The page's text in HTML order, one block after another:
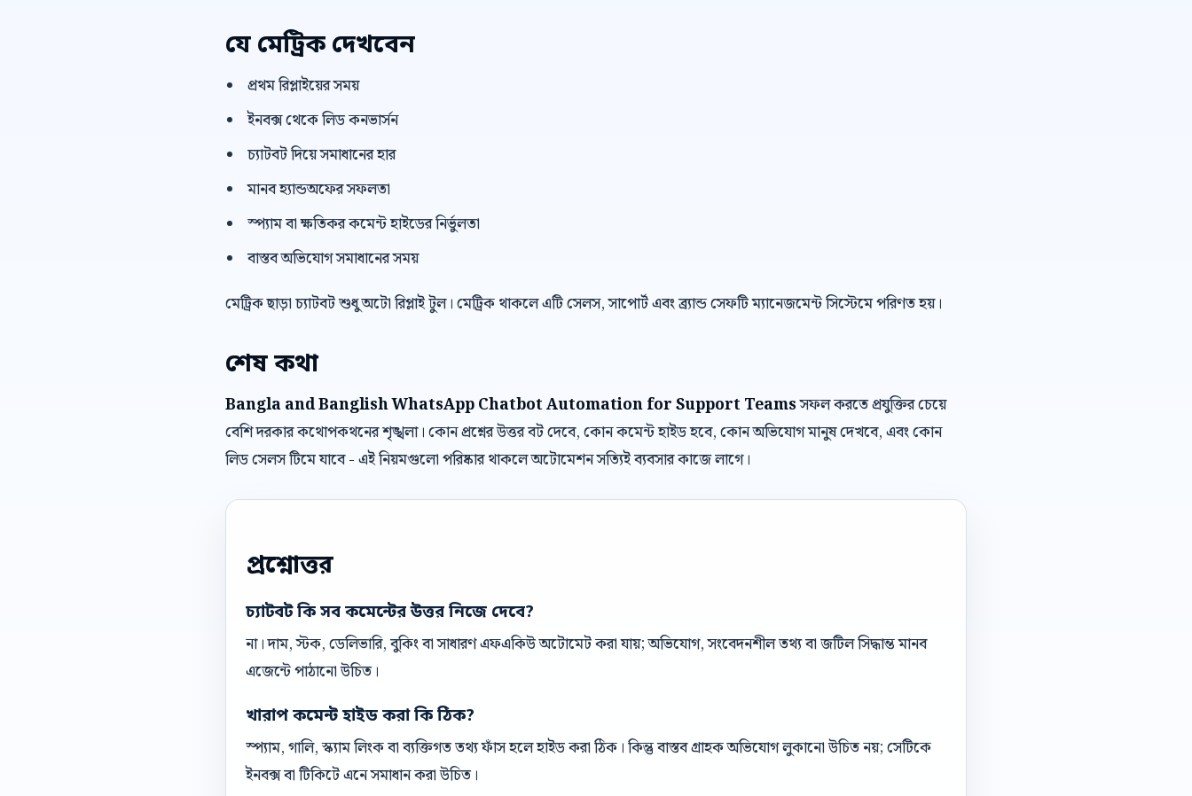
যে মেট্রিক দেখবেন
প্রথম রিপ্লাইয়ের সময়
ইনবক্স থেকে লিড কনভার্সন
চ্যাটবট দিয়ে সমাধানের হার
মানব হ্যান্ডঅফের সফলতা
স্প্যাম বা ক্ষতিকর কমেন্ট হাইডের নির্ভুলতা
বাস্তব অভিযোগ সমাধানের সময়
মেট্রিক ছাড়া চ্যাটবট শুধু অটো রিপ্লাই টুল। মেট্রিক থাকলে এটি সেলস, সাপোর্ট এবং ব্র্যান্ড সেফটি ম্যানেজমেন্ট সিস্টেমে পরিণত হয়।
শেষ কথা
Bangla and Banglish WhatsApp Chatbot Automation for Support Teamsসফল করতে প্রযুক্তির চেয়ে
বেশি দরকার কথোপকথনের শৃঙ্খলা। কোন প্রশ্নের উত্তর বট দেবে, কোন কমেন্ট হাইড হবে, কোন অভিযোগ মানুষ দেখবে, এবং কোন
লিড সেলস টিমে যাবে - এই নিয়মগুলো পরিষ্কার থাকলে অটোমেশন সত্যিই ব্যবসার কাজে লাগে।
প্রশ্নোত্তর
চ্যাটবট কি সব কমেন্টের উত্তর নিজে দেবে?
না। দাম, স্টক, ডেলিভারি, বুকিং বা সাধারণ এফএকিউ অটোমেট করা যায়; অভিযোগ, সংবেদনশীল তথ্য বা জটিল সিদ্ধান্ত মানব
এজেন্টে পাঠানো উচিত।
খারাপ কমেন্ট হাইড করা কি ঠিক?
স্প্যাম, গালি, স্ক্যাম লিংক বা ব্যক্তিগত তথ্য ফাঁস হলে হাইড করা ঠিক। কিন্তু বাস্তব গ্রাহক অভিযোগ লুকানো উচিত নয়; সেটিকে
ইনবক্স বা টিকিটে এনে সমাধান করা উচিত।